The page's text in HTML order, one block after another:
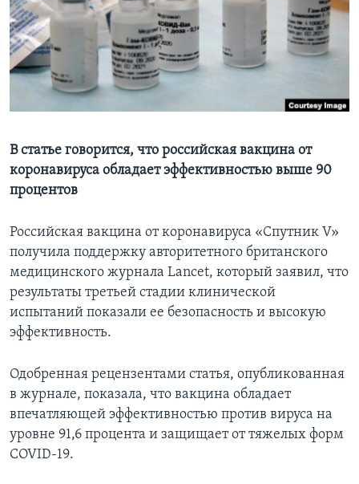
Learning English
СОЦИАЛЬНЫЕ СЕТИ
Языки
В статье говорится, что российская вакцина от
коронавируса обладает эффективностью выше 90
процентов
Российская вакцина от коронавируса «Спутник V»
получила поддержку авторитетного британского
медицинского журнала Lancet, который заявил, что
результаты третьей стадии клинической
испытаний показали ее безопасность и высокую
эффективность.
Одобренная рецензентами статья, опубликованная
в журнале, показала, что вакцина обладает
впечатляющей эффективностью против вируса на
уровне 91,6 процента и защищает от тяжелых форм
COVID-19.